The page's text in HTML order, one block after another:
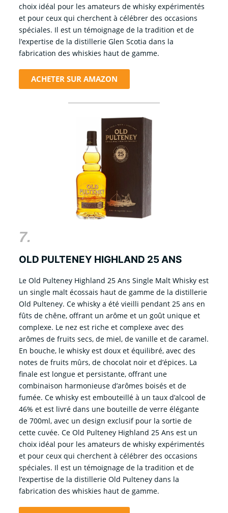
choix idéal pour les amateurs de whisky expérimentés
et pour ceux qui cherchent à célébrer des occasions
spéciales. Il est un témoignage de la tradition et de
l’expertise de la distillerie Glen Scotia dans la
fabrication des whiskies haut de gamme.
ACHETER SUR AMAZON
7.
OLD PULTENEY HIGHLAND 25 ANS
Le Old Pulteney Highland 25 Ans Single Malt Whisky est
un single malt écossais haut de gamme de la distillerie
Old Pulteney. Ce whisky a été vieilli pendant 25 ans en
fûts de chêne, offrant un arôme et un goût unique et
complexe. Le nez est riche et complexe avec des
arômes de fruits secs, de miel, de vanille et de caramel.
En bouche, le whisky est doux et équilibré, avec des
notes de fruits mûrs, de chocolat noir et d’épices. La
finale est longue et persistante, offrant une
combinaison harmonieuse d’arômes boisés et de
fumée. Ce whisky est embouteillé à un taux d’alcool de
46% et est livré dans une bouteille de verre élégante
de 700ml, avec un design exclusif pour la sortie de
cette cuvée. Ce Old Pulteney Highland 25 Ans est un
choix idéal pour les amateurs de whisky expérimentés
et pour ceux qui cherchent à célébrer des occasions
spéciales. Il est un témoignage de la tradition et de
l’expertise de la distillerie Old Pulteney dans la
fabrication des whiskies haut de gamme.